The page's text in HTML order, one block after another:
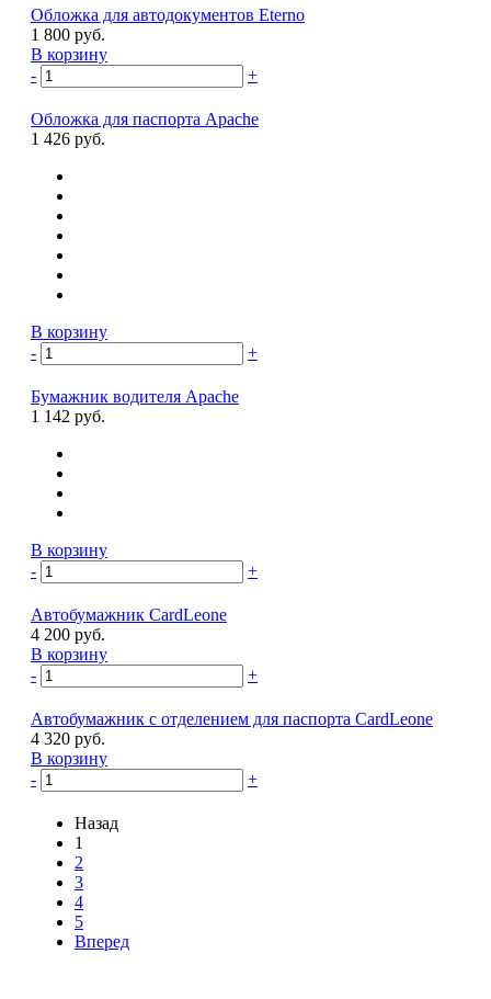
Обложка для автодокументов Eterno
1 800 руб.
В корзину
-
+
Обложка для паспорта Apache
1 426 руб.
В корзину
-
+
Бумажник водителя Apache
1 142 руб.
В корзину
-
+
Автобумажник CardLeone
4 200 руб.
В корзину
-
+
Автобумажник с отделением для паспорта CardLeone
4 320 руб.
В корзину
-
+
Назад
1
2
3
4
5
Вперед